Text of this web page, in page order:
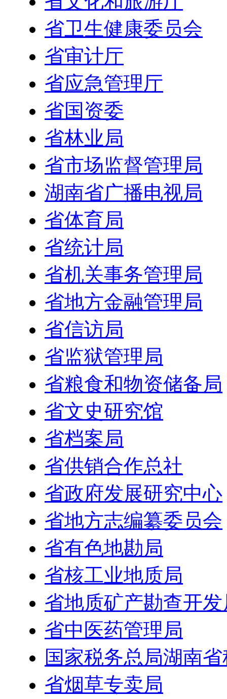
省卫生健康委员会
省审计厅
省应急管理厅
省国资委
省林业局
省市场监督管理局
湖南省广播电视局
省体育局
省统计局
省机关事务管理局
省地方金融管理局
省信访局
省监狱管理局
省粮食和物资储备局
省文史研究馆
省档案局
省供销合作总社
省政府发展研究中心
省地方志编纂委员会
省有色地勘局
省核工业地质局
省地质矿产勘查开发
省中医药管理局
国家税务总局湖南
省烟草专卖局